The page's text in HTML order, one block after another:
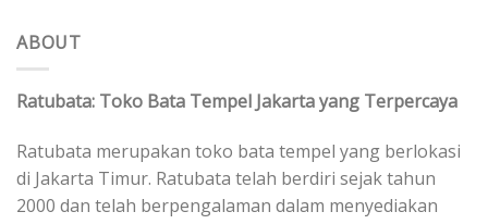
ABOUT
Ratubata: Toko Bata Tempel Jakarta yang Terpercaya
Ratubata merupakan toko bata tempel yang berlokasi
di Jakarta Timur. Ratubata telah berdiri sejak tahun
2000 dan telah berpengalaman dalam menyediakan